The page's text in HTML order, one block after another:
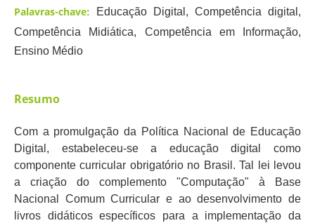
Palavras-chave:
Educação Digital, Competência digital,
Competência Midiática, Competência em Informação,
Ensino Médio
Resumo
Com a promulgação da Política Nacional de Educação
Digital, estabeleceu-se a educação digital como
componente curricular obrigatório no Brasil. Tal lei levou
a criação do complemento "Computação" à Base
Nacional Comum Curricular e ao desenvolvimento de
livros didáticos específicos para a implementação da